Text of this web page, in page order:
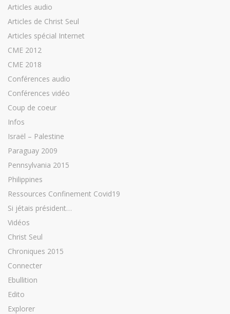
Articles audio
Articles de Christ Seul
Articles spécial Internet
CME 2012
CME 2018
Conférences audio
Conférences vidéo
Coup de coeur
Infos
Israël – Palestine
Paraguay 2009
Pennsylvania 2015
Philippines
Ressources Confinement Covid19
Si jétais président…
Vidéos
Christ Seul
Chroniques 2015
Connecter
Ebullition
Edito
Explorer